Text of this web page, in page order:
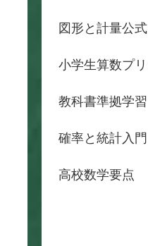
図形と計量公式
小学生算数プリ
教科書準拠学習
確率と統計入門
高校数学要点